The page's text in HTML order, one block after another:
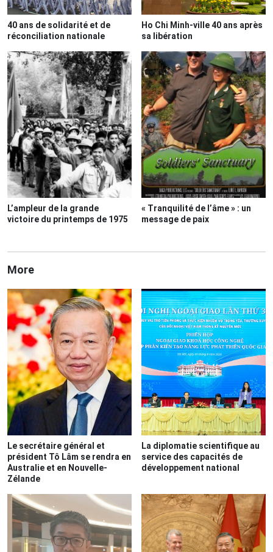
40 ans de solidarité et de
réconciliation nationale
Ho Chi Minh-ville 40 ans après
sa libération
L’ampleur de la grande
victoire du printemps de 1975
« Tranquilité de l’âme » : un
message de paix
More
Le secrétaire général et
président Tô Lâm se rendra en
Australie et en Nouvelle-
Zélande
La diplomatie scientifique au
service des capacités de
développement national